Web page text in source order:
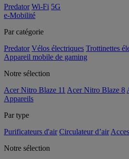
Predator Wi-Fi 5G
e-Mobilité
Par catégorie
Predator Vélos électriques Trottinettes
Appareil mobile de gaming
Notre sélection
Acer Nitro Blaze 11 Acer Nitro Blaze 8
Appareils
Par type
Purificateurs d'air Circulateur d’air
Notre sélection